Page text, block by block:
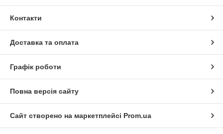
Контакти
Доставка та оплата
Графік роботи
Повна версія сайту
Сайт створено на маркетплейсі Prom.ua